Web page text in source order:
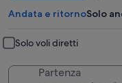
Andata e ritornoSolo
Solo voli diretti
Partenza